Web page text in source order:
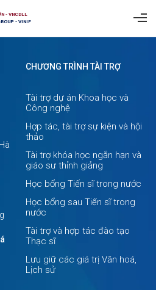
- VNCDLL
- VINIF
CHƯƠNG TRÌNH TÀI TRỢ
Tài trợ dự án Khoa học và
Công nghệ
Hợp tác, tài trợ sự kiện và hội
thảo
Tài trợ khóa học ngắn hạn và
giáo sư thỉnh giảng
Học bổng Tiến sĩ trong nước
Học bổng sau Tiến sĩ trong
nước
Tài trợ và hợp tác đào tạo
Thạc sĩ
Lưu giữ các giá trị Văn hoá,
Lịch sử